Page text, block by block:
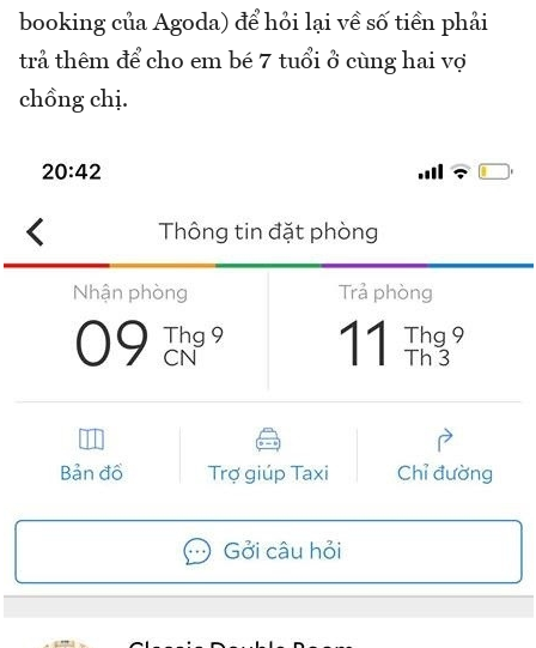
booking của Agoda) để hỏi lại về số tiền phải
trả thêm để cho em bé 7 tuổi ở cùng hai vợ
chồng chị.